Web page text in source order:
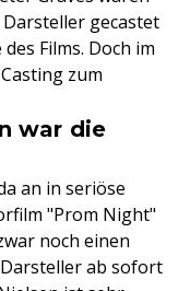
gecastet
Films. Doch im
zum
war die
an in seriöse
"Prom Night"
noch einen
ab sofort